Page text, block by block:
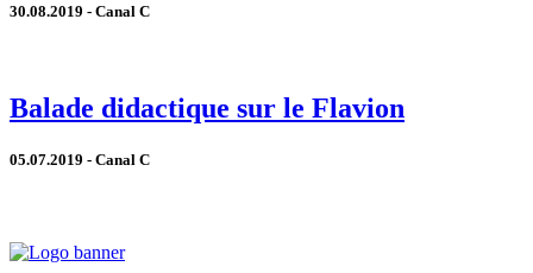
30.08.2019 - Canal C
Balade didactique sur le Flavion
05.07.2019 - Canal C